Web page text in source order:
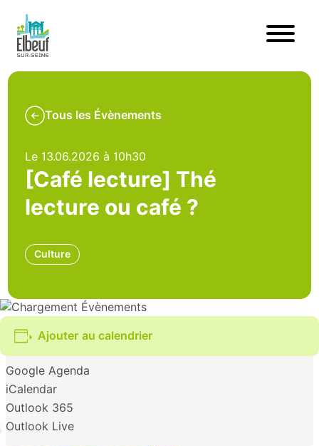
Tous les Évènements
Le 13.06.2026 à 10h30
[Café lecture] Thé
lecture ou café ?
Culture
Ajouter au calendrier
Google Agenda
iCalendar
Outlook 365
Outlook Live